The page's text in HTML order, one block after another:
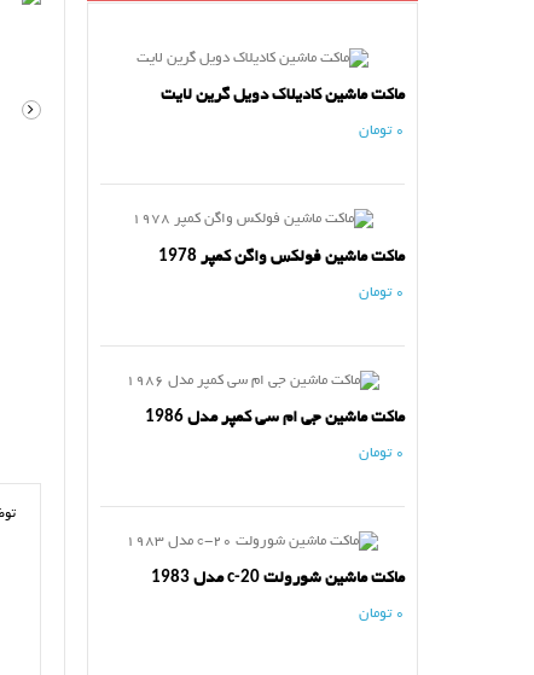
ماکت ماشین کادیلاک دویل گرین لایت
0 تومان
ماکت ماشین فولکس واگن کمپر 1978
0 تومان
ماکت ماشین جی ام سی کمپر مدل 1986
0 تومان
ماکت ماشین شورولت c-20 مدل 1983
0 تومان